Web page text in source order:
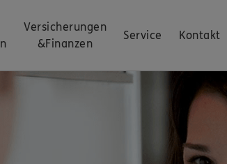
Versicherungen
&Finanzen
Service Kontakt